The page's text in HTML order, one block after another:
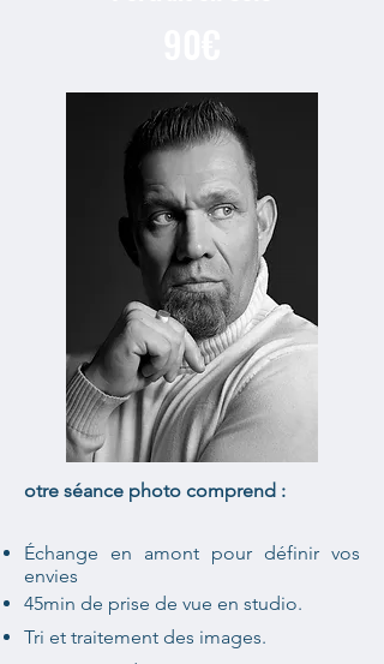
otre séance photo comprend :
Échange en amont pour définir vos
envies​
45min de prise de vue en studio.
Tri et traitement des images.